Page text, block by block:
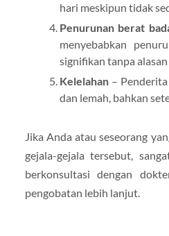
hari meskipun tidak
Penurunan berat
menyebabkan
signifikan tanpa alasan
Kelelahan– Penderita
dan lemah, bahkan
Jika Anda atau seseorang
gejala-gejala tersebut,
berkonsultasi dengan
pengobatan lebih lanjut.